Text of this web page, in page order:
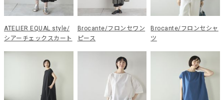
ATELIER EQUAL style/
シアーチェックスカート
Brocante/フロンセワン
ピース
Brocante/フロンセシャ
ツ